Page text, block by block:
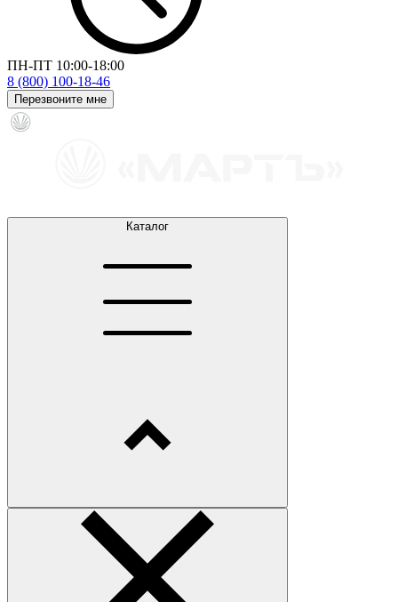
ПН-ПТ 10:00-18:00
8 (800) 100-18-46
Перезвоните мне
Каталог